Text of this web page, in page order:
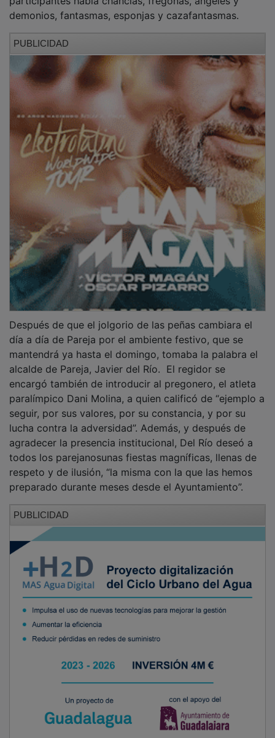
demonios, fantasmas, esponjas y cazafantasmas.
día a día de Pareja por el ambiente festivo, que se
mantendrá ya hasta el domingo, tomaba la palabra el
alcalde de Pareja, Javier del Río. El regidor se
encargó también de introducir al pregonero, el atleta
paralímpico Dani Molina, a quien calificó de “ejemplo a
seguir, por sus valores, por su constancia, y por su
lucha contra la adversidad”. Además, y después de
agradecer la presencia institucional, Del Río deseó a
todos los parejanosunas fiestas magníficas, llenas de
respeto y de ilusión, “la misma con la que las hemos
preparado durante meses desde el Ayuntamiento”.